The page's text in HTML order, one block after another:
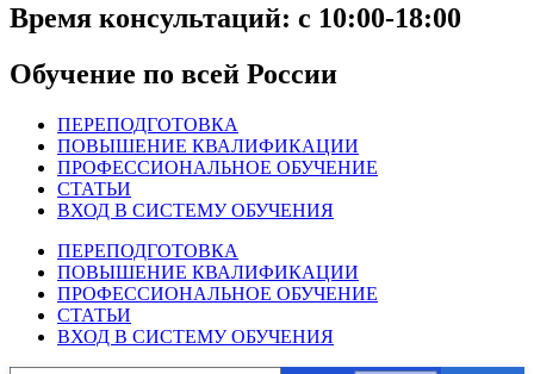
Время консультаций: с 10:00-18:00
Обучение по всей России
ПЕРЕПОДГОТОВКА
ПОВЫШЕНИЕ КВАЛИФИКАЦИИ
ПРОФЕССИОНАЛЬНОЕ ОБУЧЕНИЕ
СТАТЬИ
ВХОД В СИСТЕМУ ОБУЧЕНИЯ
ПЕРЕПОДГОТОВКА
ПОВЫШЕНИЕ КВАЛИФИКАЦИИ
ПРОФЕССИОНАЛЬНОЕ ОБУЧЕНИЕ
СТАТЬИ
ВХОД В СИСТЕМУ ОБУЧЕНИЯ